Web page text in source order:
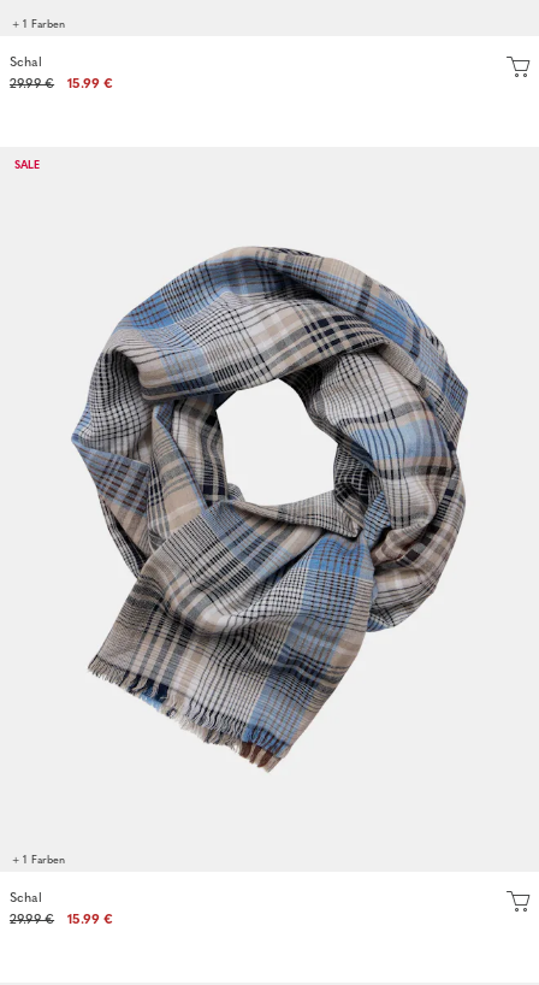
+ 1 Farben
Schal
29.99 €
15.99 €
SALE
+ 1 Farben
Schal
29.99 €
15.99 €